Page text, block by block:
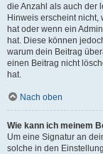
die Anzahl als auch der
Hinweis erscheint
hat oder wenn ein
hat. Diese können
warum dein Beitrag
einen Beitrag nicht
hat.
Nach oben
Wie kann ich meinem
Um eine Signatur an
solche in den